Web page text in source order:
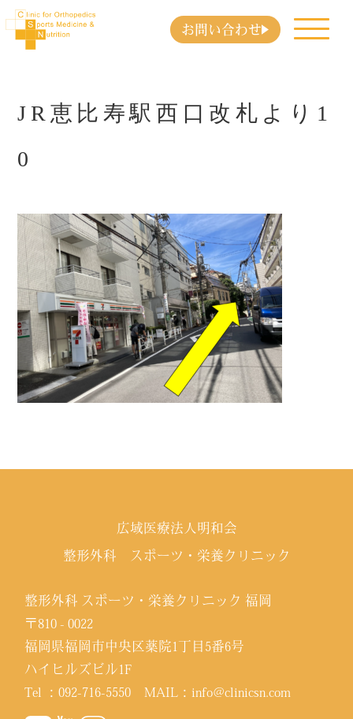
お問い合わせ
JR恵比寿駅西口改札より1
0
広域医療法人明和会
整形外科 スポーツ・栄養クリニック
整形外科 スポーツ・栄養クリニック 福岡
〒810 - 0022
福岡県福岡市中央区薬院1丁目5番6号
ハイヒルズビル1F
Tel ：092-716-5550 MAIL：info@clinicsn.com